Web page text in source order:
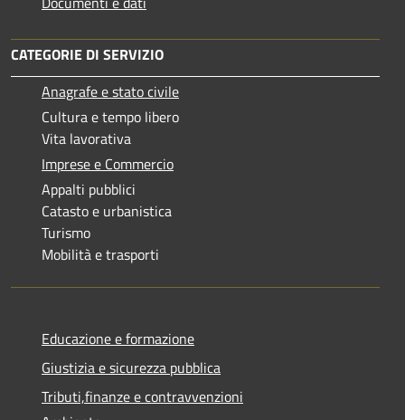
CATEGORIE DI SERVIZIO
Anagrafe e stato civile
Cultura e tempo libero
Vita lavorativa
Imprese e Commercio
Appalti pubblici
Catasto e urbanistica
Turismo
Mobilità e trasporti
Educazione e formazione
Giustizia e sicurezza pubblica
Tributi,finanze e contravvenzioni